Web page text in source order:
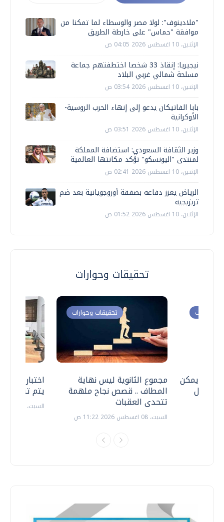
"ملادينوف": لولا مصر والوسطاء لما تمكنا من
موافقة "حماس" على خارطة الطريق
الإثنين، 10 اغسطس 2026 04:05 ص
نيجيريا: إنقاذ 33 شخصا اختطفتهم جماعة
مسلحة شمالي غربي البلاد
الإثنين، 10 اغسطس 2026 03:54 ص
بابا الفاتيكان يدعو إلى إنهاء الحرب الروسية-
الأوكرانية
الإثنين، 10 اغسطس 2026 03:51 ص
وزير الثقافة السعودي: استضافة المملكة
لمنتدى "اليونسكو" تؤكد مكانتها العالمية
الإثنين، 10 اغسطس 2026 02:41 ص
الرياض يعزز دفاعه بصفقة أوروجويانية بعد ضم
تريزيجيه
الإثنين، 10 اغسطس 2026 01:52 ص
تحقيقات وحوارات
اختبارات
يتم
السبت، 18 يوليو 2026 09:22 ص
تحقيقات وحوارات
مجموع الثانوية ليس نهاية
المطاف .. قصص نجاح ملهمة
تتحدى العقبات
السبت، 08 اغسطس 2026 11:22 ص
وحوارات
.. هل يمكن
نتعامل